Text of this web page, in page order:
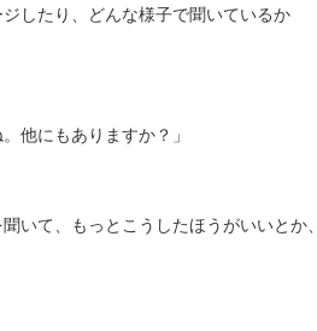
したり、どんな様子で聞いているか
他にもありますか？」
いて、もっとこうしたほうがいいとか、